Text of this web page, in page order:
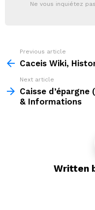
Ne vous inquiétez
more
Previous article
Caceis Wiki,
Next article
Caisse
& Informations
Written